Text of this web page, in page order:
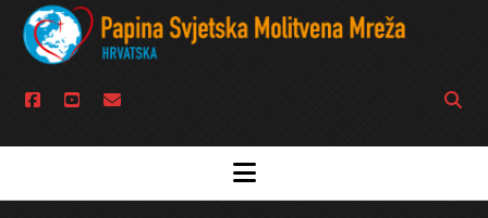
facebook
youtubeemail
Open
bar
open
menu